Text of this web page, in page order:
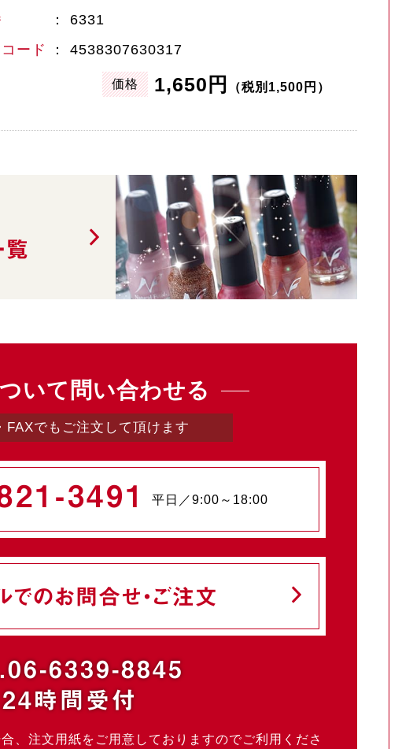
6331
ード
4538307630317
価格 1,650円 （税別1,500円）
覧
いて問い合わせる
FAXでもご注文して頂けます
3491 平日／9:00～18:00
でのお問合せ・ご注文
6339-8845
24時間受付
、注文用紙をご用意しておりますのでご利用くださ